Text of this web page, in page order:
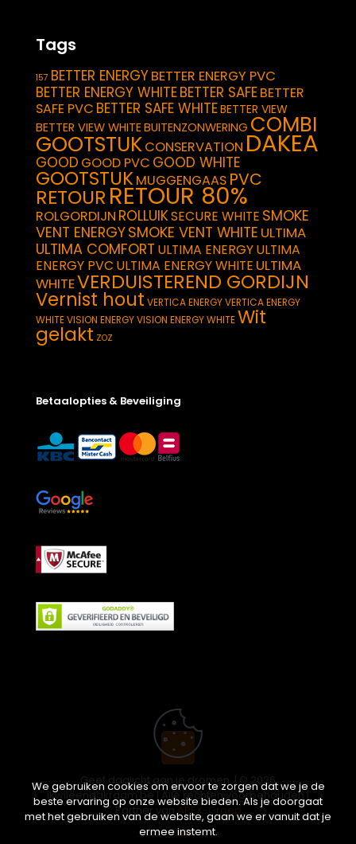
Tags
157 BETTER ENERGYBETTER ENERGY PVC
BETTER ENERGY WHITEBETTER SAFEBETTER
SAFE PVC BETTER SAFE WHITEBETTER VIEW
BETTER VIEW WHITEBUITENZONWERING COMBI
GOOTSTUKCONSERVATION DAKEA
GOOD GOOD PVC GOOD WHITE
GOOTSTUKMUGGENGAAS PVC
RETOUR RETOUR 80%
ROLGORDIJN ROLLUIKSECURE WHITE SMOKE
VENT ENERGYSMOKE VENT WHITE ULTIMA
ULTIMA COMFORT ULTIMA ENERGYULTIMA
ENERGY PVC ULTIMA ENERGY WHITE ULTIMA
WHITEVERDUISTEREND GORDIJN
Vernist hout VERTICA ENERGYVERTICA ENERGY
WHITEVISION ENERGYVISION ENERGY WHITEWit
gelakt ZOZ
Betaalopties & Beveiliging
Geef daglicht aan je dromen. | © 2026
ikwileendakraam.be | Alle rechten voorbehouden |
Partner vanAPEX-Groep
We gebruiken cookies om ervoor te zorgen dat we je de
beste ervaring op onze website bieden. Als je doorgaat
met het gebruiken van de website, gaan we er vanuit dat je
ermee instemt.